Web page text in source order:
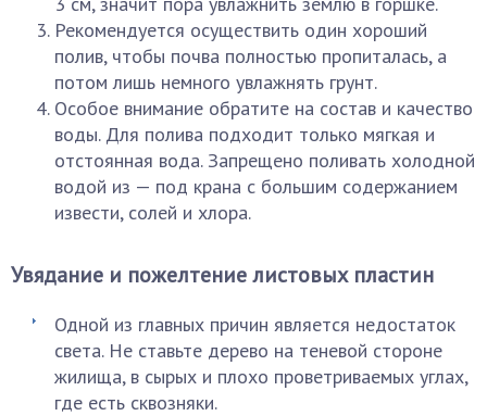
Рекомендуется осуществить один хороший
полив, чтобы почва полностью пропиталась, а
потом лишь немного увлажнять грунт.
Особое внимание обратите на состав и качество
воды. Для полива подходит только мягкая и
отстоянная вода. Запрещено поливать холодной
водой из — под крана с большим содержанием
извести, солей и хлора.
Увядание и пожелтение листовых пластин
Одной из главных причин является недостаток
света. Не ставьте дерево на теневой стороне
жилища, в сырых и плохо проветриваемых углах,
где есть сквозняки.